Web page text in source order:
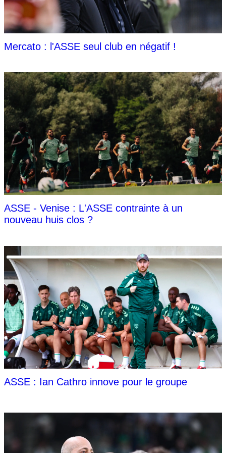
Mercato : l'ASSE seul club en négatif !
ASSE - Venise : L'ASSE contrainte à un
nouveau huis clos ?
ASSE : Ian Cathro innove pour le groupe